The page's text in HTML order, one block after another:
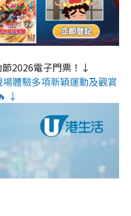
2026電子門票！↓
體驗多項新穎運動及觀賞
↓